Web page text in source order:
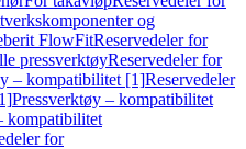
og
FlowFitReservedeler for
pressverktøyReservedeler for
– kompatibilitet [1]Reservedeler
Pressverktøy – kompatibilitet
kompatibilitet
for